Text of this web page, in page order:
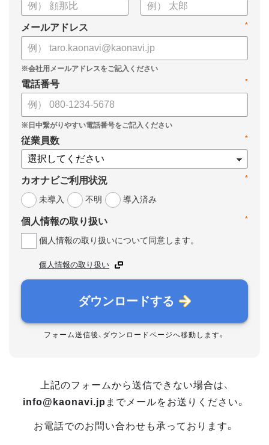
*
メールアドレス
*
電話番号
*
従業員数
*
カオナビご利用状況
未導入
不明 導入済み
*
個人情報の取り扱い
個人情報の取り扱いについて同意します。
個人情報の取り扱い
ダウンロードする
フォーム送信後、ダウンロードページへ移動します。
上記のフォームから送信できない場合は、
info@kaonavi.jp までメールをお送りください。
お電話でのお問い合わせも承っております。